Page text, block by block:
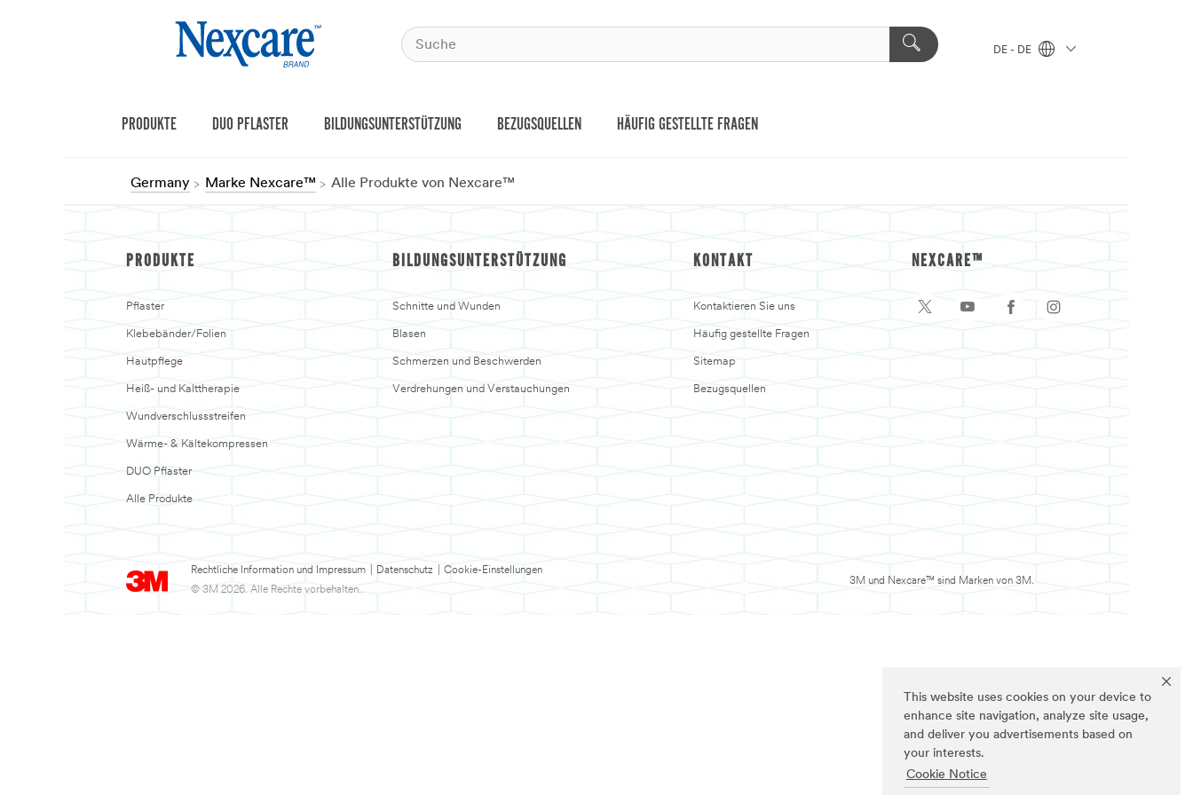
This website uses cookies on your device to
enhance site navigation, analyze site usage,
and deliver you advertisements based on
your interests.
Cookie Notice
DE - DE
PRODUKTE DUO PFLASTER BILDUNGSUNTERSTÜTZUNG BEZUGSQUELLEN HÄUFIG GESTELLTE FRAGEN
Germany Marke Nexcare™ Alle Produkte von Nexcare™
PRODUKTE
Pflaster
Klebebänder/Folien
Hautpflege
Heiß- und Kalttherapie
Wundverschlussstreifen
Wärme- & Kältekompressen
DUO Pflaster
Alle Produkte
BILDUNGSUNTERSTÜTZUNG
Schnitte und Wunden
Blasen
Schmerzen und Beschwerden
Verdrehungen und Verstauchungen
KONTAKT
Kontaktieren Sie uns
Häufig gestellte Fragen
Sitemap
Bezugsquellen
Rechtliche Information und Impressum Datenschutz
Cookie-Einstellungen
© 3M 2026. Alle Rechte vorbehalten..
NEXCARE™
3M und Nexcare™ sind Marken von 3M.